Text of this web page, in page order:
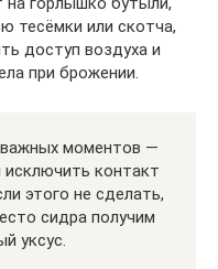
тесёмки или скотча,
доступ воздуха и
при брожении.
моментов —
контакт
этого не сделать,
сидра получим
уксус.